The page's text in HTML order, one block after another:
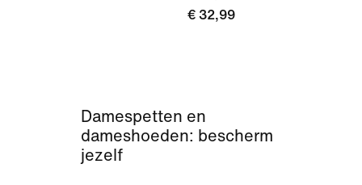
€ 32,99
Damespetten en
dameshoeden: bescherm
jezelf